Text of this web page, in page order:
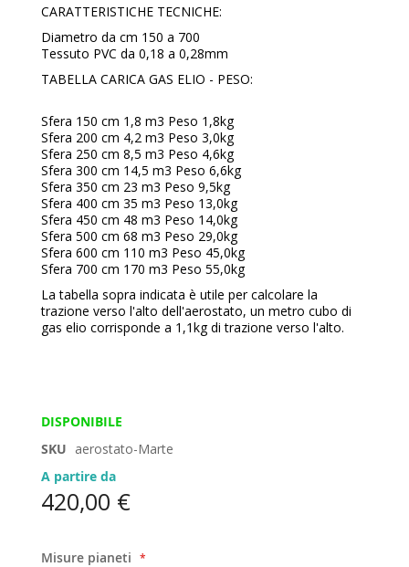
CARATTERISTICHE TECNICHE:
Diametro da cm 150 a 700
Tessuto PVC da 0,18 a 0,28mm
TABELLA CARICA GAS ELIO - PESO:
Sfera 150 cm 1,8 m3 Peso 1,8kg
Sfera 200 cm 4,2 m3 Peso 3,0kg
Sfera 250 cm 8,5 m3 Peso 4,6kg
Sfera 300 cm 14,5 m3 Peso 6,6kg
Sfera 350 cm 23 m3 Peso 9,5kg
Sfera 400 cm 35 m3 Peso 13,0kg
Sfera 450 cm 48 m3 Peso 14,0kg
Sfera 500 cm 68 m3 Peso 29,0kg
Sfera 600 cm 110 m3 Peso 45,0kg
Sfera 700 cm 170 m3 Peso 55,0kg
La tabella sopra indicata è utile per calcolare la
trazione verso l'alto dell'aerostato, un metro cubo di
gas elio corrisponde a 1,1kg di trazione verso l'alto.
DISPONIBILE
SKU aerostato-Marte
A partire da
420,00 €
Misure pianeti